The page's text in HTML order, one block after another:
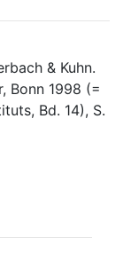
& Kuhn.
Bonn 1998 (=
Bd. 14), S.